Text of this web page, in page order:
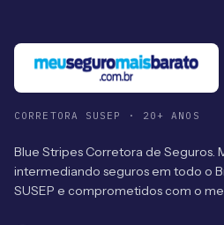
CORRETORA SUSEP · 20+ ANOS
Blue Stripes Corretora de Seguros.
intermediando seguros em todo o
SUSEP e comprometidos com o